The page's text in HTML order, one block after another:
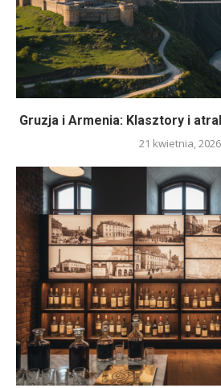
Gruzja i Armenia: Klasztory i
21 kwietnia, 2026